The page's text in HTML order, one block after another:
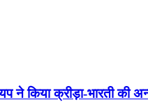
ने किया क्रीड़ा-भारती की